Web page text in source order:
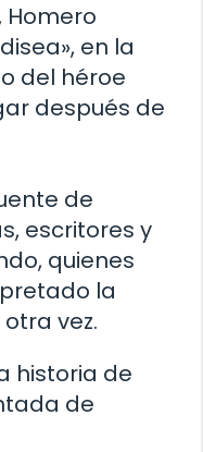
Homero
en la
del héroe
después de
de
escritores y
quienes
la
vez.
historia de
de